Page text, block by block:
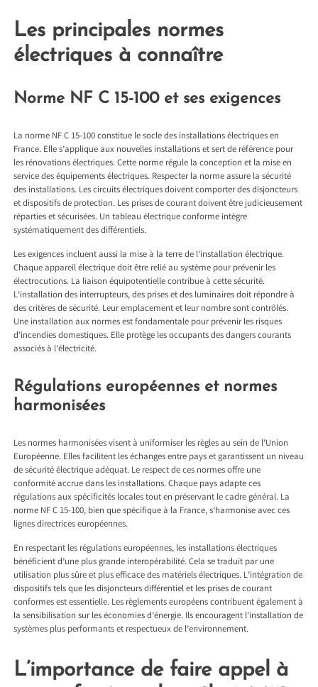
Les principales normes
électriques à connaître
Norme NF C 15-100 et ses exigences
La norme NF C 15-100 constitue le socle des installations électriques en
France. Elle s’applique aux nouvelles installations et sert de référence pour
les rénovations électriques. Cette norme régule la conception et la mise en
service des équipements électriques. Respecter la norme assure la sécurité
des installations. Les circuits électriques doivent comporter des disjoncteurs
et dispositifs de protection. Les prises de courant doivent être judicieusement
réparties et sécurisées. Un tableau électrique conforme intègre
systématiquement des différentiels.
Les exigences incluent aussi la mise à la terre de l’installation électrique.
Chaque appareil électrique doit être relié au système pour prévenir les
électrocutions. La liaison équipotentielle contribue à cette sécurité.
L’installation des interrupteurs, des prises et des luminaires doit répondre à
des critères de sécurité. Leur emplacement et leur nombre sont contrôlés.
Une installation aux normes est fondamentale pour prévenir les risques
d’incendies domestiques. Elle protège les occupants des dangers courants
associés à l’électricité.
Régulations européennes et normes
harmonisées
Les normes harmonisées visent à uniformiser les règles au sein de l’Union
Européenne. Elles facilitent les échanges entre pays et garantissent un niveau
de sécurité électrique adéquat. Le respect de ces normes offre une
conformité accrue dans les installations. Chaque pays adapte ces
régulations aux spécificités locales tout en préservant le cadre général. La
norme NF C 15-100, bien que spécifique à la France, s’harmonise avec ces
lignes directrices européennes.
En respectant les régulations européennes, les installations électriques
bénéficient d’une plus grande interopérabilité. Cela se traduit par une
utilisation plus sûre et plus efficace des matériels électriques. L’intégration de
dispositifs tels que les disjoncteurs différentiel et les prises de courant
conformes est essentielle. Les règlements européens contribuent également à
la sensibilisation sur les économies d’énergie. Ils encouragent l’installation de
systèmes plus performants et respectueux de l’environnement.
L’importance de faire appel à